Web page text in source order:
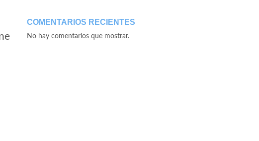
COMENTARIOS RECIENTES
No hay comentarios que mostrar.